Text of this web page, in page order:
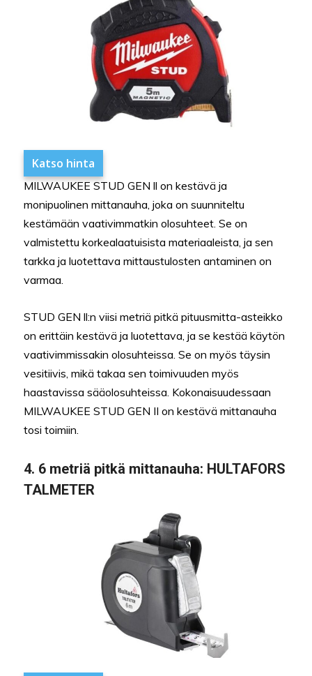
Katso hinta
MILWAUKEE STUD GEN ll on kestävä ja
monipuolinen mittanauha, joka on suunniteltu
kestämään vaativimmatkin olosuhteet. Se on
valmistettu korkealaatuisista materiaaleista, ja sen
tarkka ja luotettava mittaustulosten antaminen on
varmaa.
STUD GEN ll:n viisi metriä pitkä pituusmitta-asteikko
on erittäin kestävä ja luotettava, ja se kestää käytön
vaativimmissakin olosuhteissa. Se on myös täysin
vesitiivis, mikä takaa sen toimivuuden myös
haastavissa sääolosuhteissa. Kokonaisuudessaan
MILWAUKEE STUD GEN II on kestävä mittanauha
tosi toimiin.
4. 6 metriä pitkä mittanauha: HULTAFORS
TALMETER